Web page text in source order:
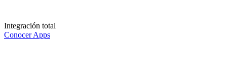
Integración total
Conocer Apps